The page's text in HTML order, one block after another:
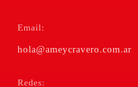
Email:
hola@ameycravero.com.ar
Redes: